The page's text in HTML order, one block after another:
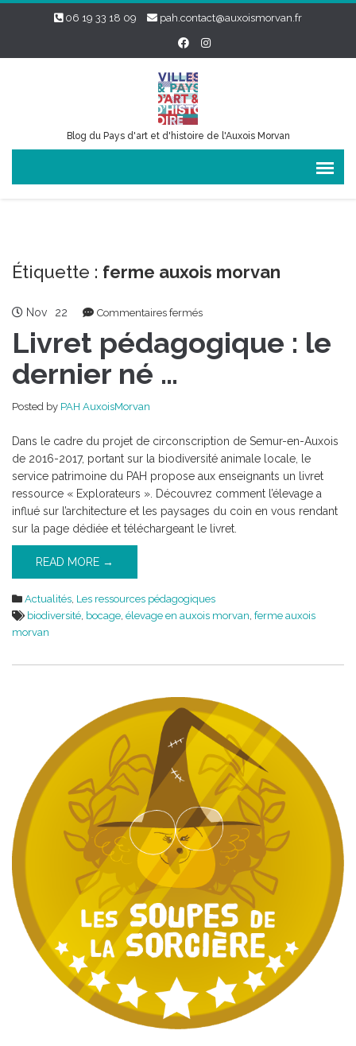
06 19 33 18 09 pah.contact@auxoismorvan.fr
Blog du Pays d'art et d'histoire de l'Auxois Morvan
Étiquette : ferme auxois morvan
Nov 22 Commentaires ferméssur
pédagogique
Livret pédagogique : le
dernier né …
Posted by PAH AuxoisMorvan
Dans le cadre du projet de circonscription de Semur-en-Auxois
de 2016-2017, portant sur la biodiversité animale locale, le
service patrimoine du PAH propose aux enseignants un livret
ressource « Explorateurs ». Découvrez comment l’élevage a
influé sur l’architecture et les paysages du coin en vous rendant
sur la page dédiée et téléchargeant le livret.
READ MORE →
Actualités, Les ressources pédagogiques
biodiversité, bocage, élevage en auxois morvan, ferme auxois
morvan